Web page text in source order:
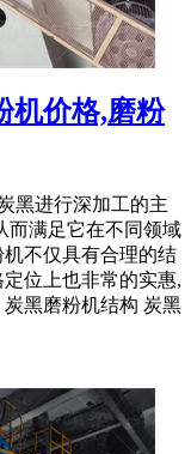
机价格,磨粉
黑进行深加工的主
而满足它在不同领域
不仅具有合理的结
位上也非常的实惠,
黑磨粉机结构 炭黑